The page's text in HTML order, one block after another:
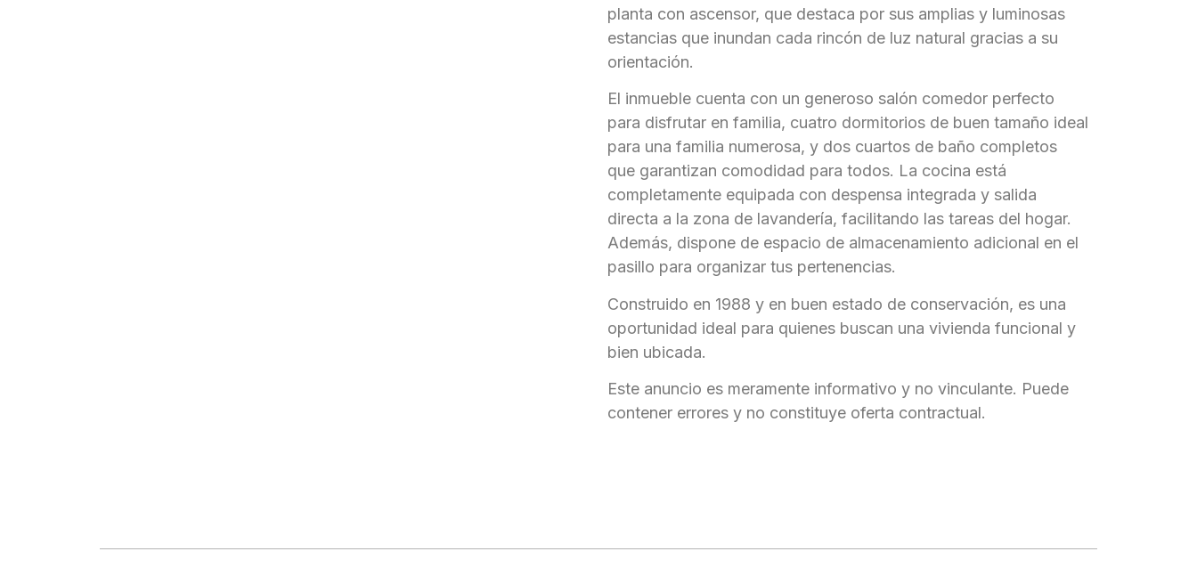
planta con ascensor, que destaca por sus amplias y luminosas
estancias que inundan cada rincón de luz natural gracias a su
orientación.
El inmueble cuenta con un generoso salón comedor perfecto
para disfrutar en familia, cuatro dormitorios de buen tamaño ideal
para una familia numerosa, y dos cuartos de baño completos
que garantizan comodidad para todos. La cocina está
completamente equipada con despensa integrada y salida
directa a la zona de lavandería, facilitando las tareas del hogar.
Además, dispone de espacio de almacenamiento adicional en el
pasillo para organizar tus pertenencias.
Construido en 1988 y en buen estado de conservación, es una
oportunidad ideal para quienes buscan una vivienda funcional y
bien ubicada.
Este anuncio es meramente informativo y no vinculante. Puede
contener errores y no constituye oferta contractual.